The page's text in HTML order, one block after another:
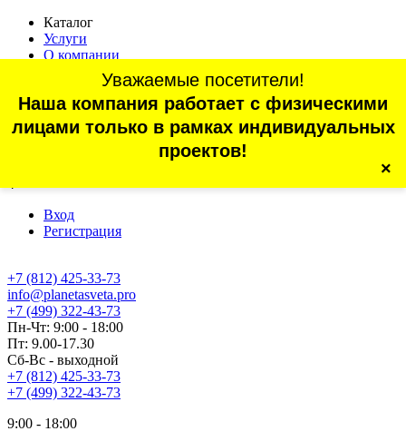
Каталог
Услуги
О компании
Статьи
Контакты
Отзывы
г. Санкт-Петербург, проспект Обуховской Обороны, 70, корп.
Вход
Регистрация
+7 (812) 425-33-73
Уважаемые посетители!
Наша компания работает с физическими
лицами только в рамках индивидуальных
проектов!
×
info@planetasveta.pro
+7 (499) 322-43-73
Пн-Чт: 9:00 - 18:00
Пт: 9.00-17.30
Сб-Вс - выходной
+7 (812) 425-33-73
+7 (499) 322-43-73
9:00 - 18:00